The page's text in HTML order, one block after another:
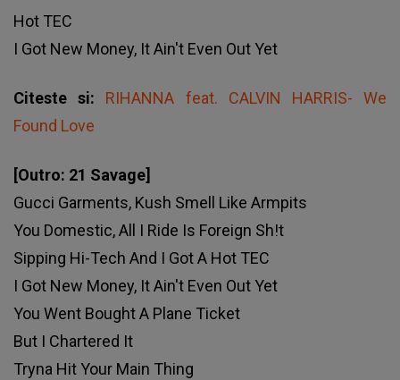
Hot TEC
I Got New Money, It Ain't Even Out Yet
Citeste si: RIHANNA feat. CALVIN HARRIS- We
Found Love
[Outro: 21 Savage]
Gucci Garments, Kush Smell Like Armpits
You Domestic, All I Ride Is Foreign Sh!t
Sipping Hi-Tech And I Got A Hot TEC
I Got New Money, It Ain't Even Out Yet
You Went Bought A Plane Ticket
But I Chartered It
Tryna Hit Your Main Thing